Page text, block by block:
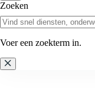
Zoeken
Voer een zoekterm in.